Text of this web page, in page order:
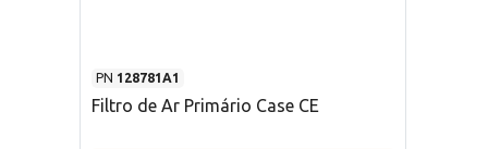
PN 128781A1
Filtro de Ar Primário Case CE